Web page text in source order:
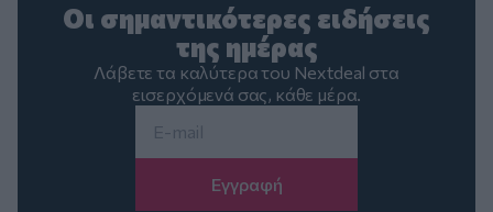
Οι σημαντικότερες ειδήσεις
της ημέρας
Λάβετε τα καλύτερα του Nextdeal στα
εισερχόμενά σας, κάθε μέρα.